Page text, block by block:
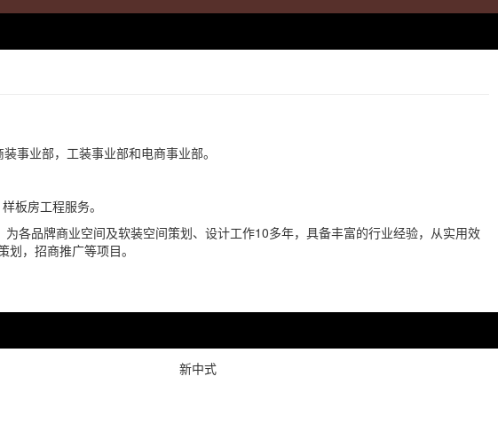
事业部，工装事业部和电商事业部。
板房工程服务。
各品牌商业空间及软装空间策划、设计工作10多年，具备丰富的行业经验，从实用效
，招商推广等项目。
新中式